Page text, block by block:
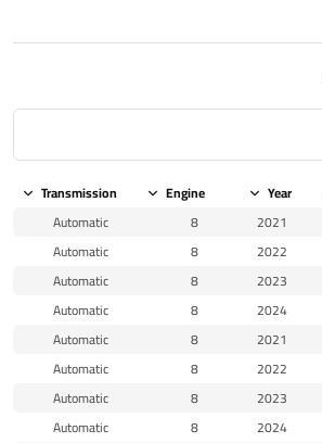
Year
Engine
Transmission
2021
8
Automatic
2022
8
Automatic
2023
8
Automatic
2024
8
Automatic
2021
8
Automatic
2022
8
Automatic
2023
8
Automatic
2024
8
Automatic